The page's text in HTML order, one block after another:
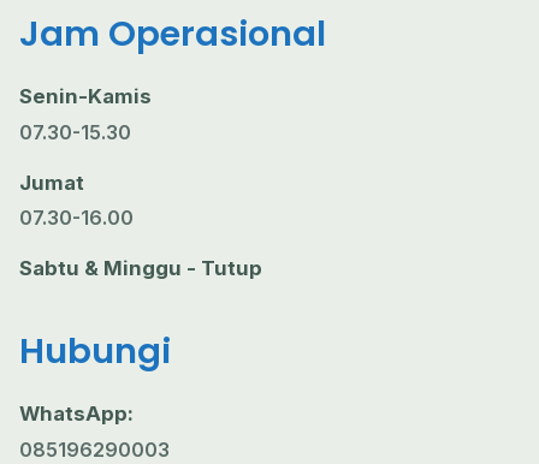
Jam Operasional
Senin-Kamis
07.30-15.30
Jumat
07.30-16.00
Sabtu & Minggu - Tutup
Hubungi
WhatsApp:
085196290003